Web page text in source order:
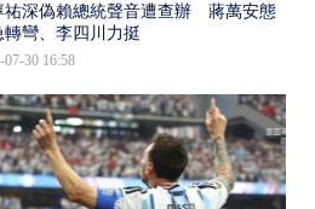
祐深偽賴總統聲音遭查辦 蔣萬安態
轉彎、李四川力挺
07-30 16:58